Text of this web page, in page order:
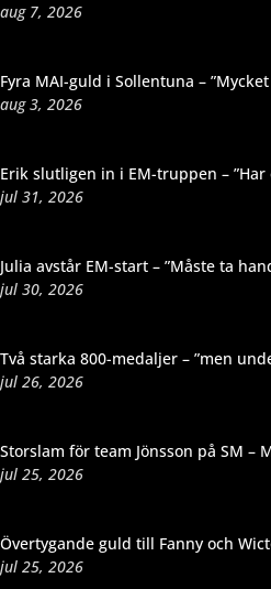
aug 7, 2026
Fyra MAI-guld i Sollentuna –
aug 3, 2026
Erik slutligen in i EM-truppen – ”Har
jul 31, 2026
Julia avstår EM-start – ”Måste ta
jul 30, 2026
Två starka 800-medaljer – ”men
jul 26, 2026
Storslam för team Jönsson på SM –
jul 25, 2026
Övertygande guld till Fanny och
jul 25, 2026